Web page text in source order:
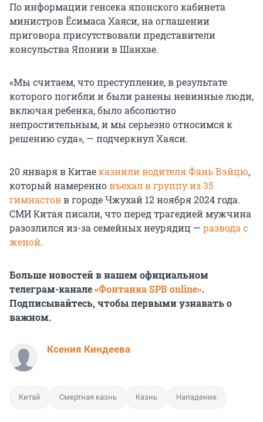
По информации генсека японского кабинета
министров Ёсимаса Хаяси, на оглашении
приговора присутствовали представители
консульства Японии в Шанхае.
«Мы считаем, что преступление, в результате
которого погибли и были ранены невинные люди,
включая ребенка, было абсолютно
непростительным, и мы серьезно относимся к
решению суда», — подчеркнул Хаяси.
20 января в Китаеказнили водителя Фань Вэйцю,
который намеренновъехал в группу из 35
гимнастовв городе Чжухай 12 ноября 2024 года.
СМИ Китая писали, что перед трагедией мужчина
разозлился из-за семейных неурядиц — развода с
женой.
Больше новостей в нашем официальном
телеграм-канале«Фонтанка SPB online».
Подписывайтесь, чтобы первыми узнавать о
важном.
Ксения Киндеева
Китай Смертная казнь Казнь Нападение